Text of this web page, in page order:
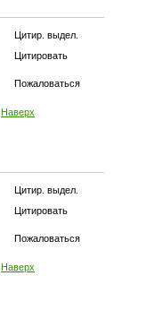
Цитир. выдел.
Цитировать
Пожаловаться
Наверх
Цитир. выдел.
Цитировать
Пожаловаться
Наверх